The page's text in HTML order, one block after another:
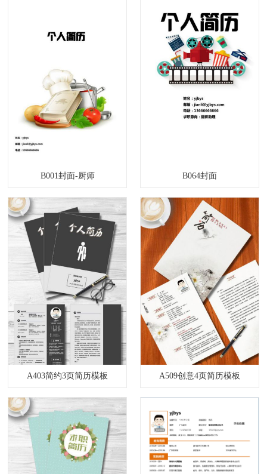
B001封面-厨师 B064封面
A403简约3页简历模板 A509创意4页简历模板